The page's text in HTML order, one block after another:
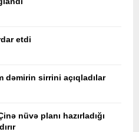
etdi
dəmirin sirrini açıqladılar
nüvə planı hazırladığı